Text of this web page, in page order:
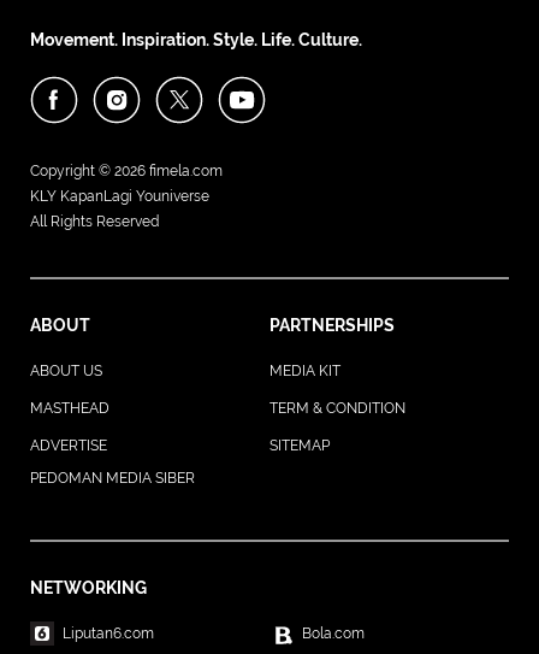
Movement. Inspiration. Style. Life. Culture.
Copyright © 2026 fimela.com
KLY KapanLagi Youniverse
All Rights Reserved
ABOUT PARTNERSHIPS
ABOUT US MEDIA KIT
MASTHEAD TERM & CONDITION
ADVERTISE
SITEMAP
PEDOMAN MEDIA SIBER
NETWORKING
Liputan6.com Bola.com